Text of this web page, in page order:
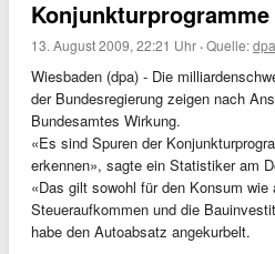
13. August 2009, 22:21 Uhr ·Quelle:dpa
Wiesbaden (dpa) - Die
der Bundesregierung zeigen nach
Bundesamtes Wirkung.
«Es sind Spuren der
erkennen», sagte ein Statistiker am
«Das gilt sowohl für den Konsum wie
Steueraufkommen und die
habe den Autoabsatz angekurbelt.